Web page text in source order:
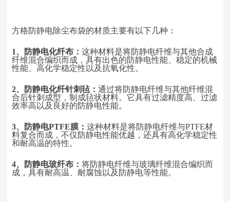
方格防静电除尘布袋的材质主要有以下几种：
1、 防静电化纤布：这种材料是将防静电纤维与其他合成
纤维混合编织而成，具有出色的防静电性能、稳定的机械
性能、高化学稳定性以及抗氧化性。
2、 防静电化纤针刺毡：通过将防静电纤维与其他纤维混
合后针刺成型，制成毡状材料。它具有过滤精度高、过滤
效率高以及良好的防静电性能。
3、 防静电PTFE膜：这种材料是将防静电纤维与PTFE材
料复合而成，不仅防静电性能优越，还具有高化学稳定性
和耐高温的特性。
4、 防静电玻纤布：将防静电纤维与玻璃纤维混合编织而
成，具有耐高温、耐腐蚀以及防静电等性能。